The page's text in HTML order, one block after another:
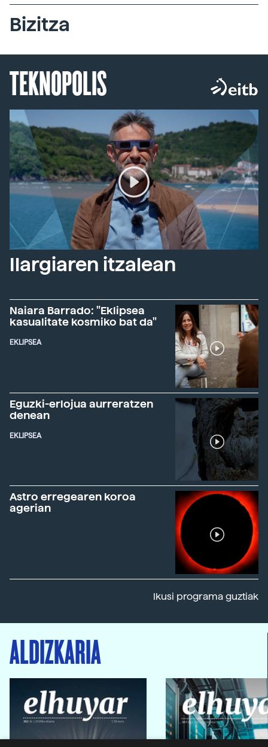
Bizitza
TEKNOPOLIS
Ilargiaren itzalean
Naiara Barrado: "Eklipsea
kasualitate kosmiko bat da"
EKLIPSEA
Eguzki-erlojua aurreratzen
denean
EKLIPSEA
Astro erregearen koroa
agerian
Ikusi programa guztiak
ALDIZKARIA